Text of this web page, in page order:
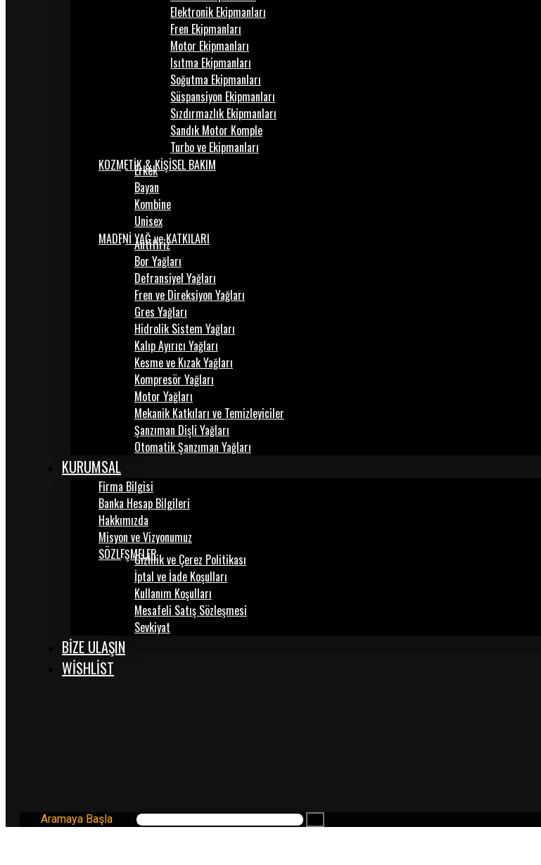
Elektronik Ekipmanları
Fren Ekipmanları
Motor Ekipmanları
Isıtma Ekipmanları
Soğutma Ekipmanları
Süspansiyon Ekipmanları
Sızdırmazlık Ekipmanları
Sandık Motor Komple
Turbo ve Ekipmanları
KOZMETİK & KİŞİSEL BAKIM
Erkek
Bayan
Kombine
Unisex
MADENİ YAĞ ve KATKILARI
Antifiriz
Bor Yağları
Defransiyel Yağları
Fren ve Direksiyon Yağları
Gres Yağları
Hidrolik Sistem Yağları
Kalıp Ayırıcı Yağları
Kesme ve Kızak Yağları
Kompresör Yağları
Motor Yağları
Mekanik Katkıları ve Temizleyiciler
Şanzıman Dişli Yağları
Otomatik Şanzıman Yağları
KURUMSAL
Firma Bilgisi
Banka Hesap Bilgileri
Hakkımızda
Misyon ve Vizyonumuz
SÖZLEŞMELERGizlilik ve Çerez Politikası
İptal ve İade Koşulları
Kullanım Koşulları
Mesafeli Satış Sözleşmesi
Sevkiyat
BİZE ULAŞIN
WISHLIST
Aramaya Başla